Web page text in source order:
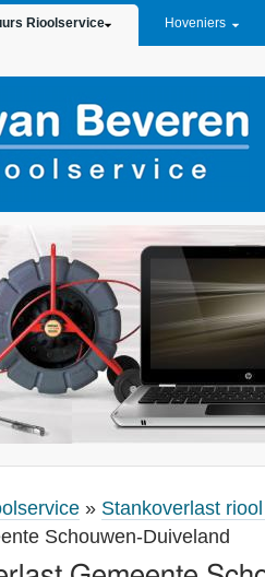
Rioolservice Hoveniers
» Stankoverlast
Schouwen-Duiveland